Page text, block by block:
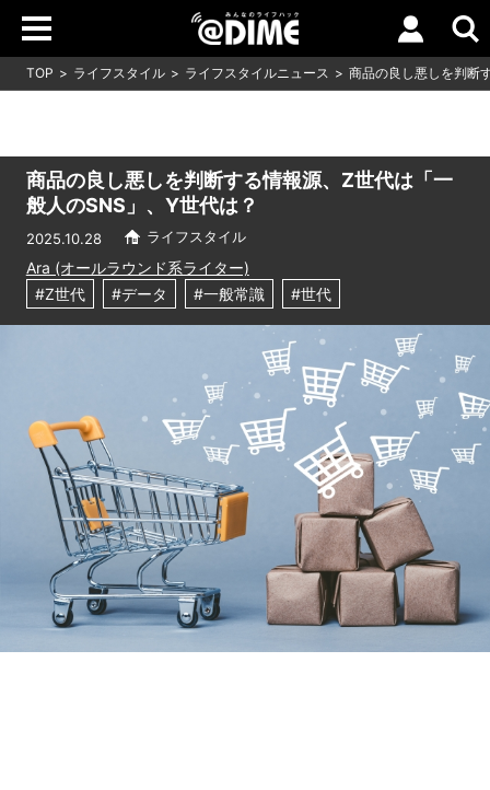
TOP ライフスタイル ライフスタイルニュース 商品の良し悪しを判断
商品の良し悪しを判断する情報源、Z世代は「一
般人のSNS」、Y世代は？
2025.10.28 ライフスタイル
Ara (オールラウンド系ライター)
#Z世代
#データ #一般常識 #世代